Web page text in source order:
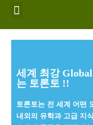
세계 최강
는 토론토 !!
토론토는 전 세계 어떤
내외의 유학과 고급 지